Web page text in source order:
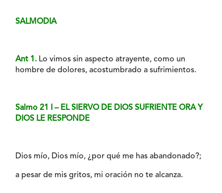
SALMODIA
Ant 1. Lo vimos sin aspecto atrayente, como un
hombre de dolores, acostumbrado a sufrimientos.
Salmo 21 I – EL SIERVO DE DIOS SUFRIENTE ORA Y
DIOS LE RESPONDE
Dios mío, Dios mío, ¿por qué me has abandonado?;
a pesar de mis gritos, mi oración no te alcanza.